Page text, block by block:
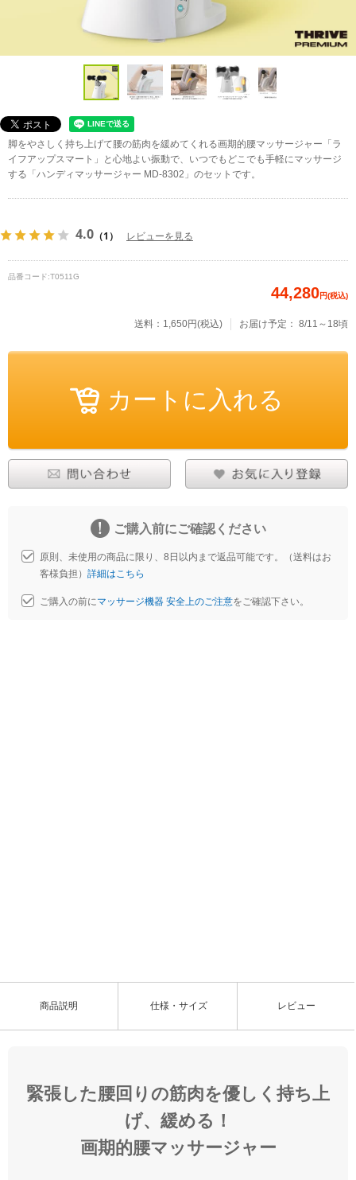
脚をやさしく持ち上げて腰の筋肉を緩めてくれる画期的腰マッサージャー「ラ
イフアップスマート」と心地よい振動で、いつでもどこでも手軽にマッサージ
する「ハンディマッサージャー MD-8302」のセットです。
4.0 （1） レビューを見る
品番コード:T0511G
44,280円(税込)
送料：1,650円(税込) お届け予定： 8/11～18頃
ご購入前にご確認ください
原則、未使用の商品に限り、8日以内まで返品可能です。（送料はお
客様負担） 詳細はこちら
ご購入の前にマッサージ機器 安全上のご注意をご確認下さい。
商品説明 仕様・サイズ レビュー
緊張した腰回りの筋肉を優しく持ち上
げ、緩める！
画期的腰マッサージャー